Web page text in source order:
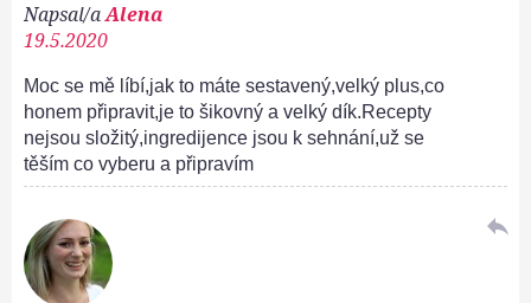
Napsal/aAlena
19.5.2020
Moc se mě líbí,jak to máte sestavený,velký plus,co
honem připravit,je to šikovný a velký dík.Recepty
nejsou složitý,ingredijence jsou k sehnání,už se
těším co vyberu a připravím
reply